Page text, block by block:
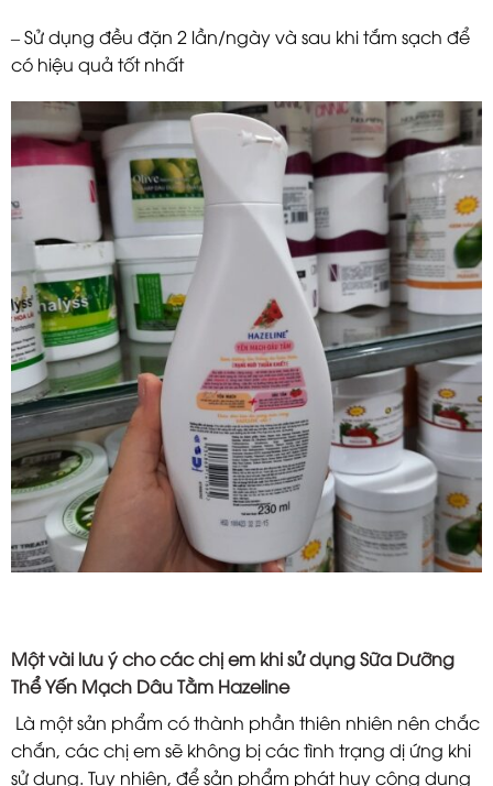
– Sử dụng đều đặn 2 lần/ngày và sau khi tắm sạch để
có hiệu quả tốt nhất
Một vài lưu ý cho các chị em khi sử dụng Sữa Dưỡng
Thể Yến Mạch Dâu Tằm Hazeline
Là một sản phẩm có thành phần thiên nhiên nên chắc
chắn, các chị em sẽ không bị các tình trạng dị ứng khi
sử dụng. Tuy nhiên, để sản phẩm phát huy công dụng